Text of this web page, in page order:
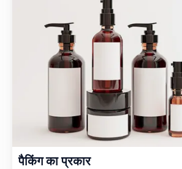
पैकिंग का प्रकार